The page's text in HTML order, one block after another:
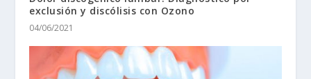
exclusión y discólisis con Ozono
04/06/2021